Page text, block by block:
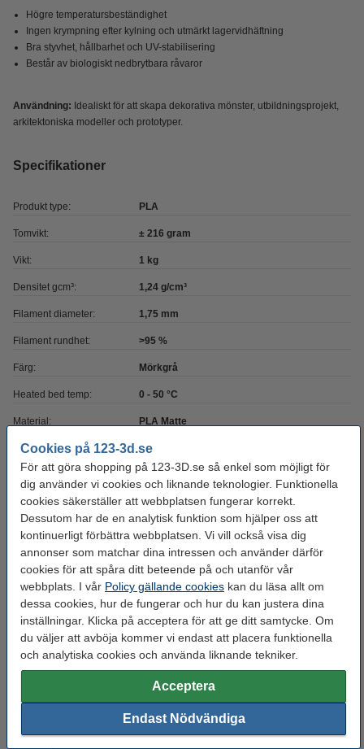
Cookies på 123-3d.se
För att göra shopping på 123-3D.se så enkel som möjligt för
dig använder vi cookies och liknande teknologier. Funktionella
cookies säkerställer att webbplatsen fungerar korrekt.
Dessutom har de en analytisk funktion som hjälper oss att
kontinuerligt förbättra webbplatsen. Vi vill också visa dig
annonser som matchar dina intressen och använder därför
cookies för att spåra ditt beteende på och utanför vår
webbplats. I vår Policy gällande cookies kan du läsa allt om
dessa cookies, hur de fungerar och hur du kan justera dina
inställningar. Klicka på acceptera för att ge ditt samtycke. Om
du väljer att avböja kommer vi endast att placera funktionella
och analytiska cookies och använda liknande tekniker.
Acceptera
Endast Nödvändiga
Högre temperatursbeständighet
Ingen krympning efter kylning och utmärkt lagervidhäftning
Bra styvhet, hållbarhet och UV-stabilisering
Består av biologiskt nedbrytbara råvaror
Användning: Idealiskt för att skapa dekorativa mönster, utbildningsprojekt,
arkitektoniska modeller och prototyper.
Specifikationer
Produkt type: PLA
Tomvikt: ± 216 gram
Vikt: 1 kg
Densitet gcm³: 1,24 g/cm³
Filament diameter: 1,75 mm
Filament rundhet: >95 %
Färg: Mörkgrå
Heated bed temp: 0 - 50 °C
Material: PLA Matte
Max avvikelse: ± 0,05 mm
temperaturområde:
Spolens bredd: 6,8 cm
Spolens inre diameter: Ø 5,2 cm
Spolens ytterdiameter: Ø 20,0 cm
Varumärke: 123-3D
Produktkod: DHM00101
Glöm inte att beställa!
123-3D Efterbehandlingsset för 3D-utskrifter